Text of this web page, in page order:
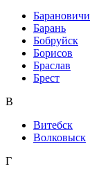
Барановичи
Барань
Бобруйск
Борисов
Браслав
Брест
В
Витебск
Волковыск
Г